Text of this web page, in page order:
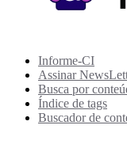
Informe-CI
Assinar
Busca por
Índice de tags
Buscador de